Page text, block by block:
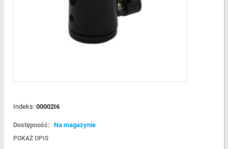
Indeks: 00002I6
Dostępność: Na magazynie
POKAŻ OPIS